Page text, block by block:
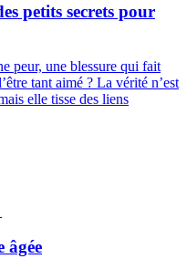
petits secrets pour
peur, une blessure qui fait
tant aimé ? La vérité n’est
elle tisse des liens
âgée